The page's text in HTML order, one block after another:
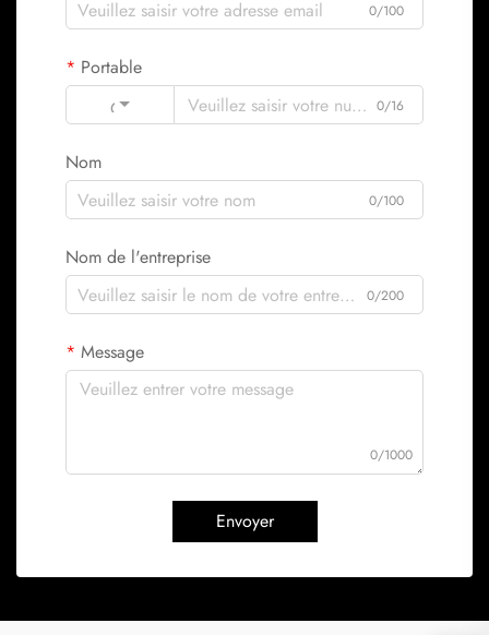
0/100
Portable
Code
0/16
Nom
0/100
Nom de l'entreprise
0/200
Message
0/1000
Envoyer